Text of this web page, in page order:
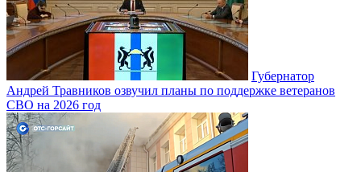
Губернатор
Андрей Травников озвучил планы по поддержке ветеранов
СВО на 2026 год